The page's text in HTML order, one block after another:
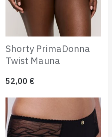
Shorty PrimaDonna
Twist Mauna
52,00 €